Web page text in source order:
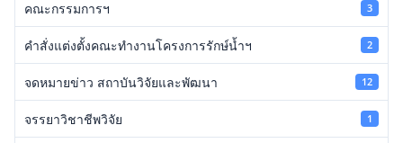
คณะกรรมการฯ 3
คำสั่งแต่งตั้งคณะทำงานโครงการรักษ์น้ำฯ 2
จดหมายข่าว สถาบันวิจัยและพัฒนา 12
จรรยาวิชาชีพวิจัย 1